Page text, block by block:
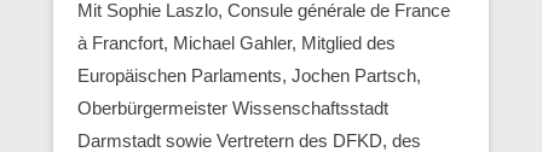
Mit Sophie Laszlo, Consule générale de France
à Francfort, Michael Gahler, Mitglied des
Europäischen Parlaments, Jochen Partsch,
Oberbürgermeister Wissenschaftsstadt
Darmstadt sowie Vertretern des DFKD, des